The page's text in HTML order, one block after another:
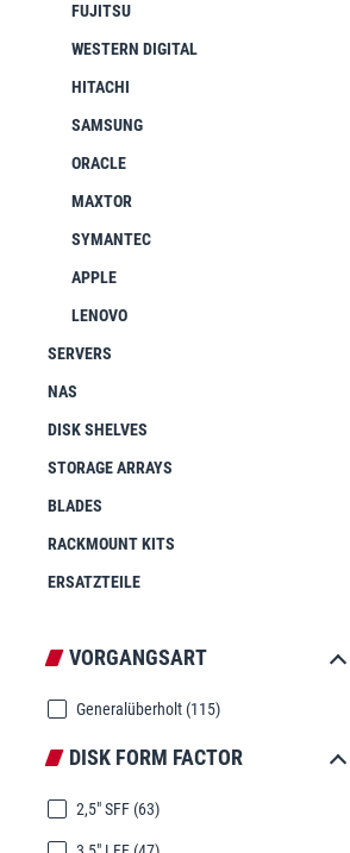
FUJITSU
WESTERN DIGITAL
HITACHI
SAMSUNG
ORACLE
MAXTOR
SYMANTEC
APPLE
LENOVO
SERVERS
NAS
DISK SHELVES
STORAGE ARRAYS
BLADES
RACKMOUNT KITS
ERSATZTEILE
VORGANGSART
Generalüberholt (115)
DISK FORM FACTOR
2,5" SFF (63)